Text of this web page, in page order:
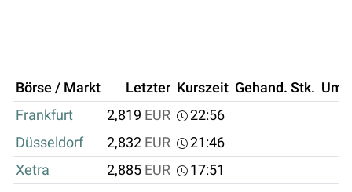
Börse / Markt Letzter Kurszeit Gehand. Stk.
Frankfurt
2,819 EUR
22:56
Düsseldorf
2,832 EUR
21:46
Xetra
2,885 EUR
17:51